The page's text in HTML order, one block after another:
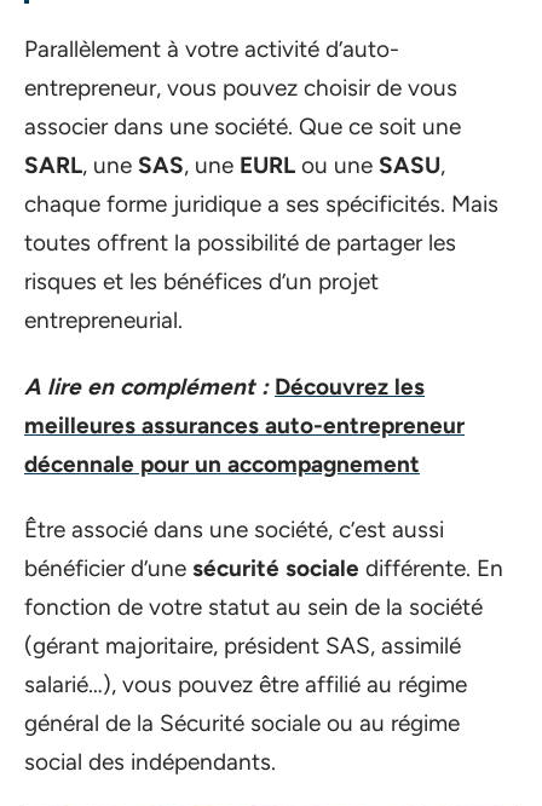
Parallèlement à votre activité d’auto-
entrepreneur, vous pouvez choisir de vous
associer dans une société. Que ce soit une
SARL, une SAS, une EURL ou une SASU,
chaque forme juridique a ses spécificités. Mais
toutes offrent la possibilité de partager les
risques et les bénéfices d’un projet
entrepreneurial.
A lire en complément : Découvrez les
meilleures assurances auto-entrepreneur
décennale pour un accompagnement
Être associé dans une société, c’est aussi
bénéficier d’une sécurité sociale différente. En
fonction de votre statut au sein de la société
(gérant majoritaire, président SAS, assimilé
salarié…), vous pouvez être affilié au régime
général de la Sécurité sociale ou au régime
social des indépendants.